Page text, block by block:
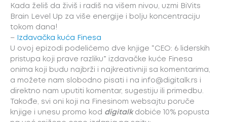
Kada želiš da živiš i radiš na višem nivou, uzmi BiVits
Brain Level Up za više energije i bolju koncentraciju
tokom dana!
–
Izdavačka kuća Finesa
U ovoj epizodi podelićemo dve knjige “CEO: 6 liderskih
pristupa koji prave razliku” izdavačke kuće Finesa
onima koji budu najbrži i najkreativniji sa komentarima,
a možete nam slobodno pisati i na info@digitalk.rs i
direktno nam uputiti komentar, sugestiju ili primedbu.
Takođe, svi oni koji na Finesinom websajtu poruče
knjige i unesu promo kod digitalkdobiće 10% popusta